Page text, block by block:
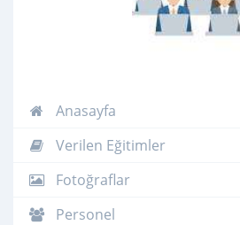
Anasayfa
Verilen Eğitimler
Fotoğraflar
Personel